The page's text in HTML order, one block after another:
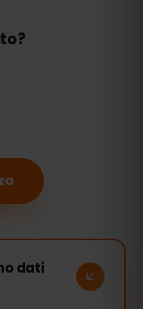
dati